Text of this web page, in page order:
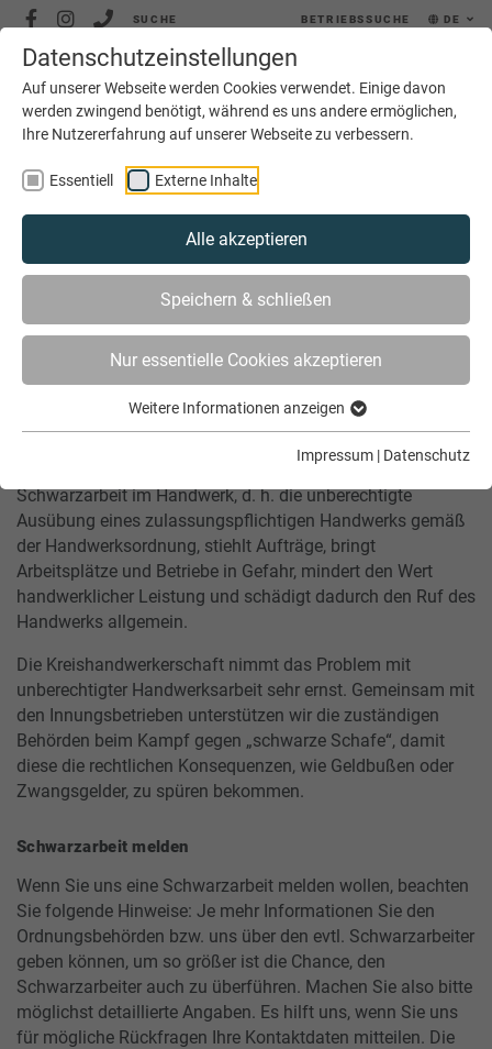
Datenschutzeinstellungen
Auf unserer Webseite werden Cookies verwendet. Einige davon
werden zwingend benötigt, während es uns andere ermöglichen,
Ihre Nutzererfahrung auf unserer Webseite zu verbessern.
Essentiell Externe Inhalte
Alle akzeptieren
Speichern & schließen
Nur essentielle Cookies akzeptieren
Weitere Informationen anzeigen
Impressum | Datenschutz
SUCHE BETRIEBSSUCHE DE
MENÜ
SERVICE
RECHTLICHES
SCHWARZARBEIT
Schwarzarbeit
Schwarzarbeit im Handwerk, d. h. die unberechtigte
Ausübung eines zulassungspflichtigen Handwerks gemäß
der Handwerksordnung, stiehlt Aufträge, bringt
Arbeitsplätze und Betriebe in Gefahr, mindert den Wert
handwerklicher Leistung und schädigt dadurch den Ruf des
Handwerks allgemein.
Die Kreishandwerkerschaft nimmt das Problem mit
unberechtigter Handwerksarbeit sehr ernst. Gemeinsam mit
den Innungsbetrieben unterstützen wir die zuständigen
Behörden beim Kampf gegen „schwarze Schafe“, damit
diese die rechtlichen Konsequenzen, wie Geldbußen oder
Zwangsgelder, zu spüren bekommen.
Schwarzarbeit melden
Wenn Sie uns eine Schwarzarbeit melden wollen, beachten
Sie folgende Hinweise: Je mehr Informationen Sie den
Ordnungsbehörden bzw. uns über den evtl. Schwarzarbeiter
geben können, um so größer ist die Chance, den
Schwarzarbeiter auch zu überführen. Machen Sie also bitte
möglichst detaillierte Angaben. Es hilft uns, wenn Sie uns
für mögliche Rückfragen Ihre Kontaktdaten mitteilen. Die